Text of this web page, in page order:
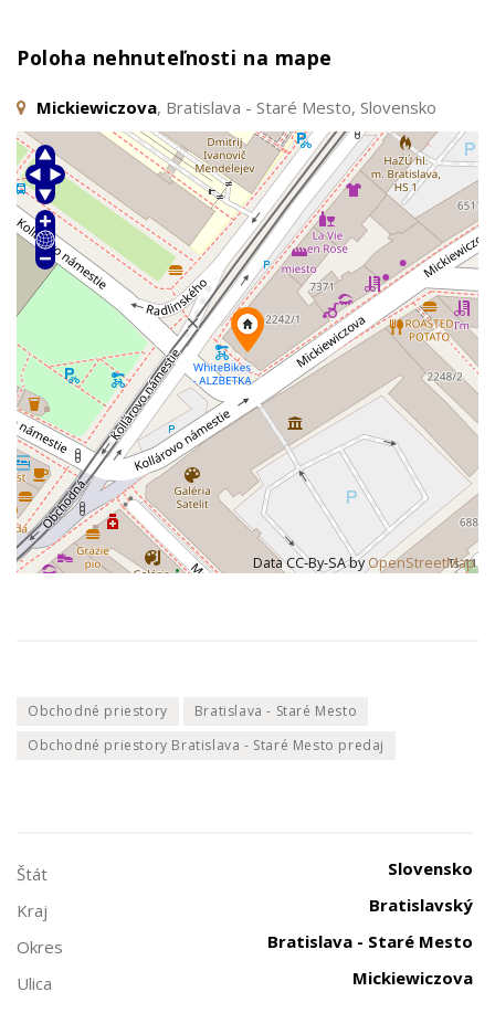
Poloha nehnuteľnosti na mape
Mickiewiczova, Bratislava - Staré Mesto, Slovensko
Data CC-By-SA by OpenStreetMap
Obchodné priestory
Bratislava - Staré Mesto
Obchodné priestory Bratislava - Staré Mesto predaj
Štát
Slovensko
Kraj
Bratislavský
Okres
Bratislava - Staré Mesto
Ulica
Mickiewiczova